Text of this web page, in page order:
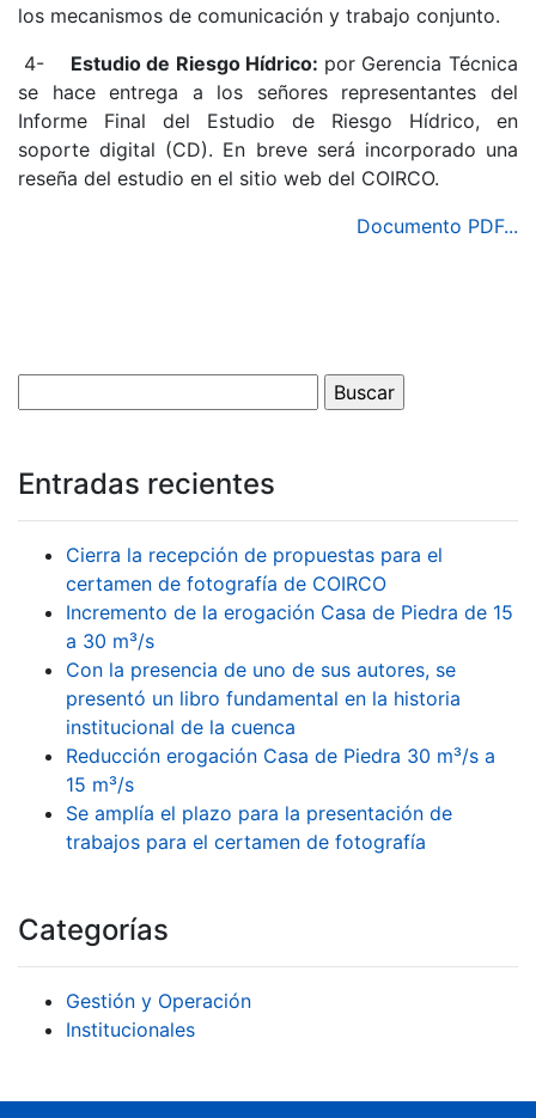
los mecanismos de comunicación y trabajo conjunto.
4- Estudio de Riesgo Hídrico: por Gerencia Técnica
se hace entrega a los señores representantes del
Informe Final del Estudio de Riesgo Hídrico, en
soporte digital (CD). En breve será incorporado una
reseña del estudio en el sitio web del COIRCO.
Documento PDF...
Entradas recientes
Cierra la recepción de propuestas para el
certamen de fotografía de COIRCO
Incremento de la erogación Casa de Piedra de 15
a 30 m³/s
Con la presencia de uno de sus autores, se
presentó un libro fundamental en la historia
institucional de la cuenca
Reducción erogación Casa de Piedra 30 m³/s a
15 m³/s
Se amplía el plazo para la presentación de
trabajos para el certamen de fotografía
Categorías
Gestión y Operación
Institucionales